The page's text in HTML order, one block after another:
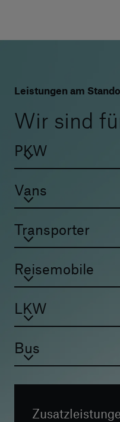
Leistungen am
Wir sind
PKW
Vans
Transporter
Reisemobile
LKW
Bus